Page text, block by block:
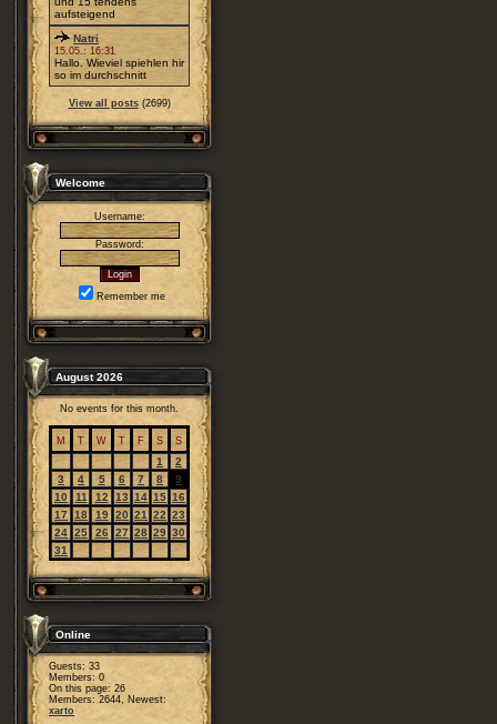
aufsteigend
Natri
15.05.: 16:31
Hallo. Wieviel spiehlen hir
so im durchschnitt
View all posts(2699)
Welcome
Username:
Password:
Remember me
August 2026
No events for this month.
M T W T F S S
1
2
3
4 5 6 7 8
9
10
11 12 13 14 15 16
17 18 19 20 21 22 23
24 25 26 27 28 29 30
31
Online
Guests: 33
Members: 0
On this page: 26
Members: 2644, Newest:
xarto